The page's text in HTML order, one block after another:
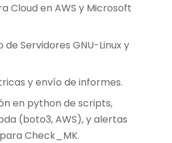
Cloud en AWS y Microsoft
Servidores GNU-Linux y
y envío de informes.
en python de scripts,
(boto3, AWS), y alertas
Check_MK.